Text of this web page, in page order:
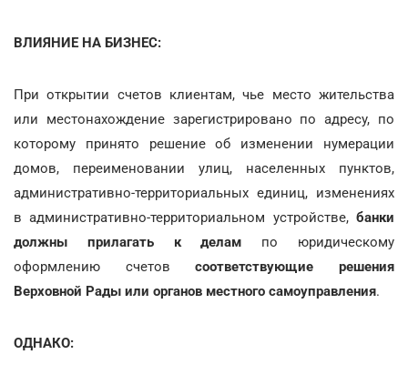
ВЛИЯНИЕ НА БИЗНЕС:
При открытии счетов клиентам, чье место жительства
или местонахождение зарегистрировано по адресу, по
которому принято решение об изменении нумерации
домов, переименовании улиц, населенных пунктов,
административно-территориальных единиц, изменениях
в административно-территориальном устройстве, банки
должны прилагать к делам по юридическому
оформлению счетовсоответствующие решения
Верховной Рады или органов местного самоуправления.
ОДНАКО: